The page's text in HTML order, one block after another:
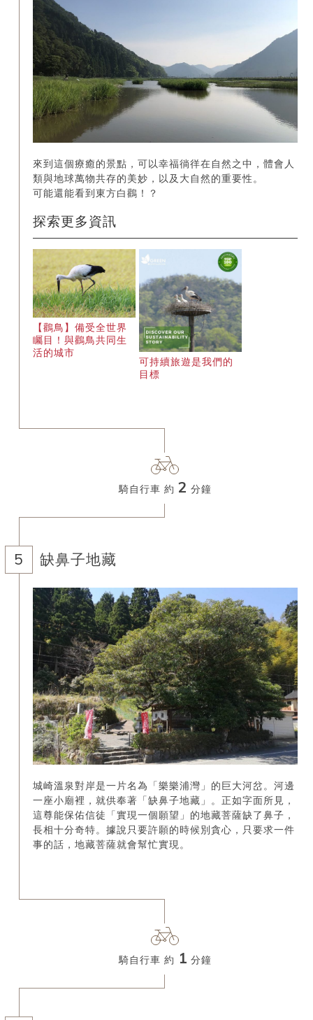
來到這個療癒的景點，可以幸福徜徉在自然之中，體會人
類與地球萬物共存的美妙，以及大自然的重要性。
可能還能看到東方白鸛！？
探索更多資訊
【鸛鳥】備受全世界
矚目！與鸛鳥共同生
活的城市
可持續旅遊是我們的
目標
騎自行車 約 2 分鐘
缺鼻子地藏
城崎溫泉對岸是一片名為「樂樂浦灣」的巨大河岔。河邊
一座小廟裡，就供奉著「缺鼻子地藏」。正如字面所見，
這尊能保佑信徒「實現一個願望」的地藏菩薩缺了鼻子，
長相十分奇特。據說只要許願的時候別貪心，只要求一件
事的話，地藏菩薩就會幫忙實現。
騎自行車 約 1 分鐘